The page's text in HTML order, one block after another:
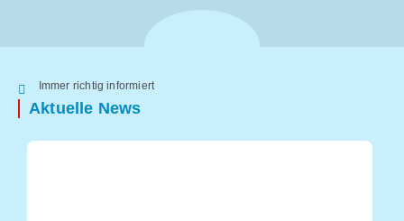
Immer richtig informiert
Aktuelle News